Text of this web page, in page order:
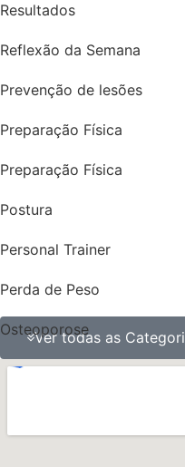
Resultados
Reflexão da Semana
Prevenção de lesões
Preparação Física
Preparação Física
Postura
Personal Trainer
Perda de Peso
Osteoporose
ossos
Ver todas as